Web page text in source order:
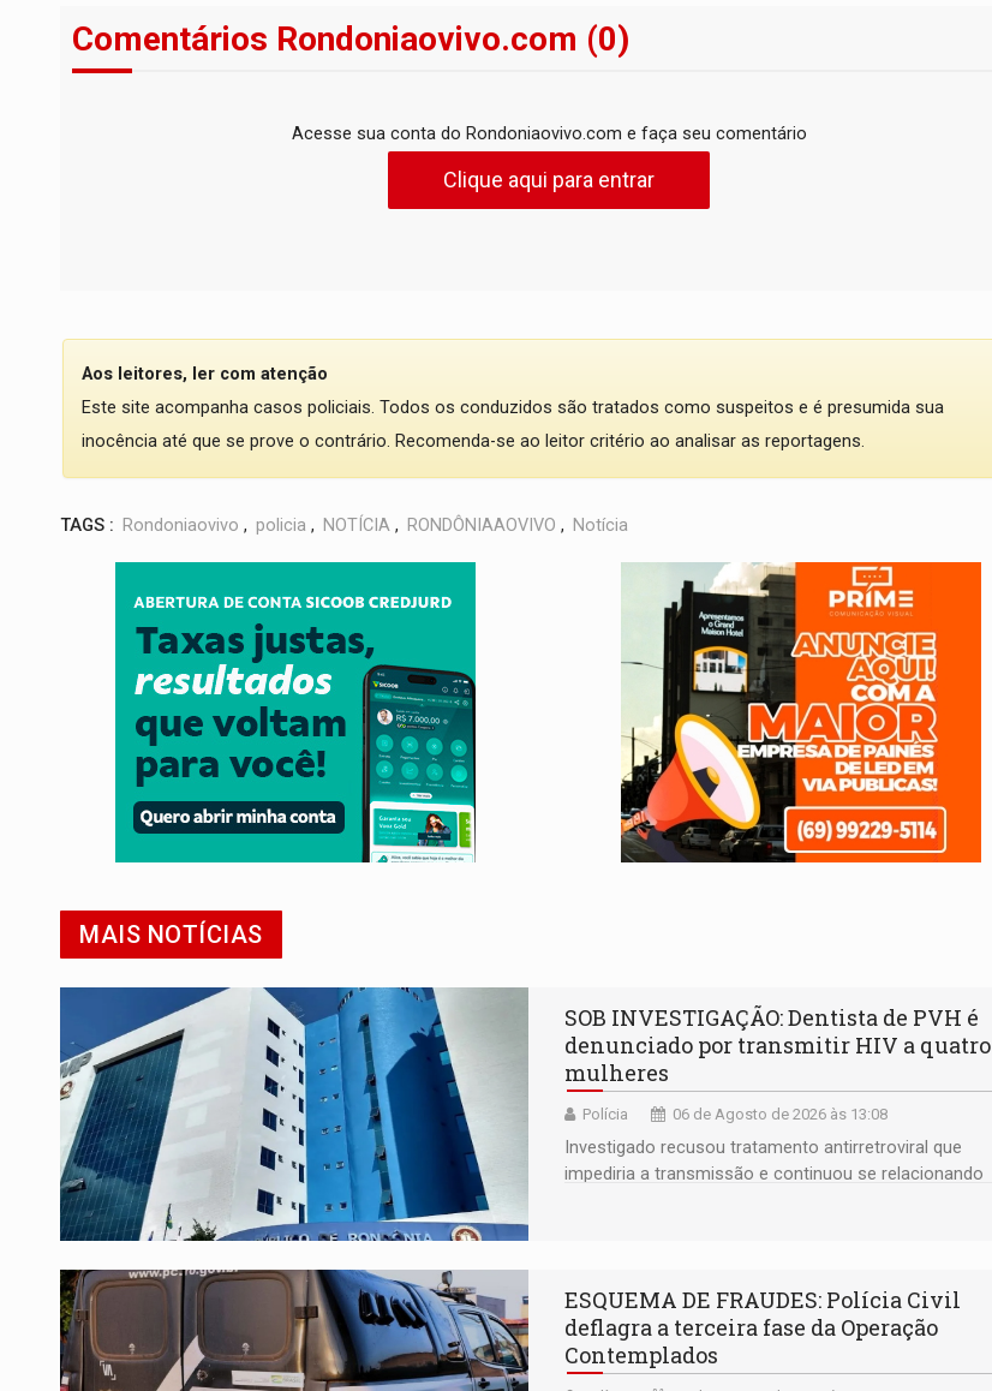
Comentários Rondoniaovivo.com (0)
Acesse sua conta do Rondoniaovivo.com e faça seu comentário
Clique aqui para entrar
Aos leitores, ler com atenção
Este site acompanha casos policiais. Todos os conduzidos são tratados como suspeitos e é presumida sua
inocência até que se prove o contrário. Recomenda-se ao leitor critério ao analisar as reportagens.
TAGS : Rondoniaovivo , policia , NOTÍCIA , RONDÔNIAAOVIVO , Notícia
MAIS NOTÍCIAS
SOB INVESTIGAÇÃO: Dentista de PVH é
denunciado por transmitir HIV a quatro
mulheres
Polícia 06 de Agosto de 2026 às 13:08
Investigado recusou tratamento antirretroviral que
impediria a transmissão e continuou se relacionando
ESQUEMA DE FRAUDES: Polícia Civil
deflagra a terceira fase da Operação
Contemplados